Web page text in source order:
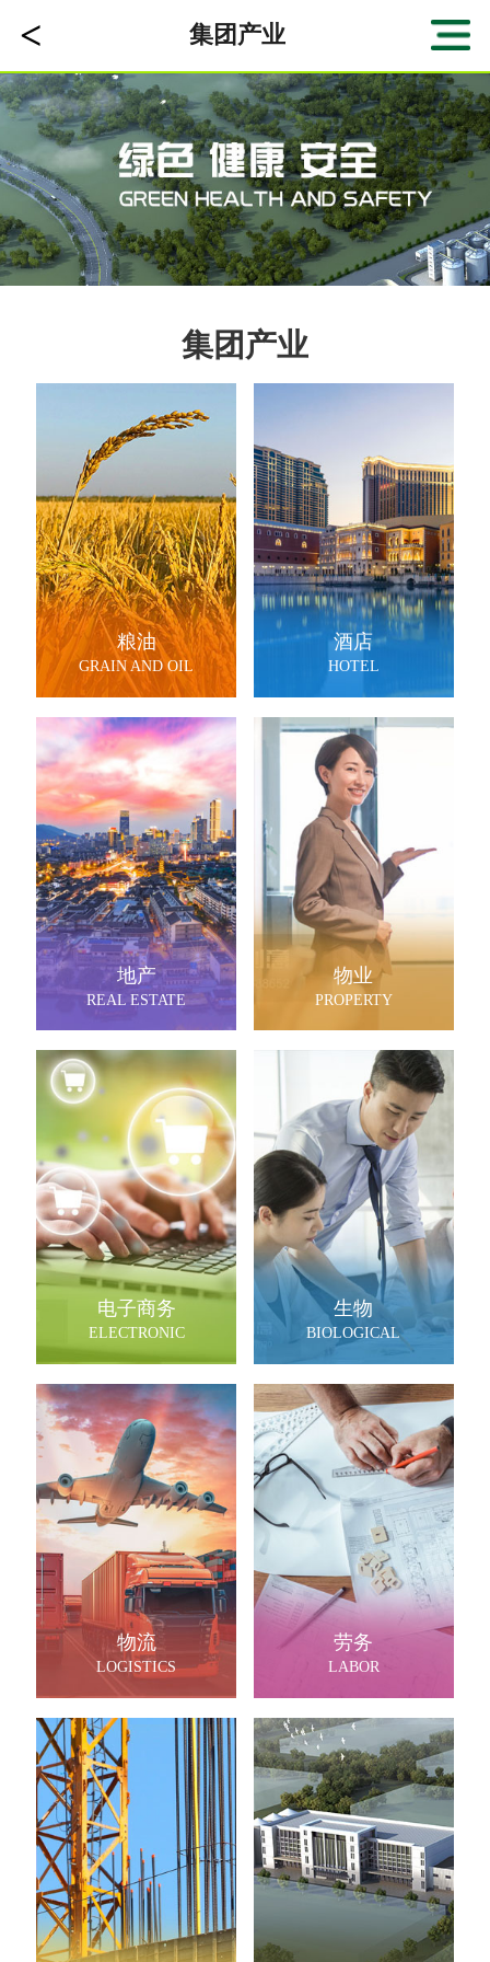
< 集团产业
集团产业
粮油
GRAIN AND OIL
酒店
HOTEL
地产
REAL ESTATE
物业
PROPERTY
电子商务
ELECTRONIC
生物
BIOLOGICAL
物流
LOGISTICS
劳务
LABOR